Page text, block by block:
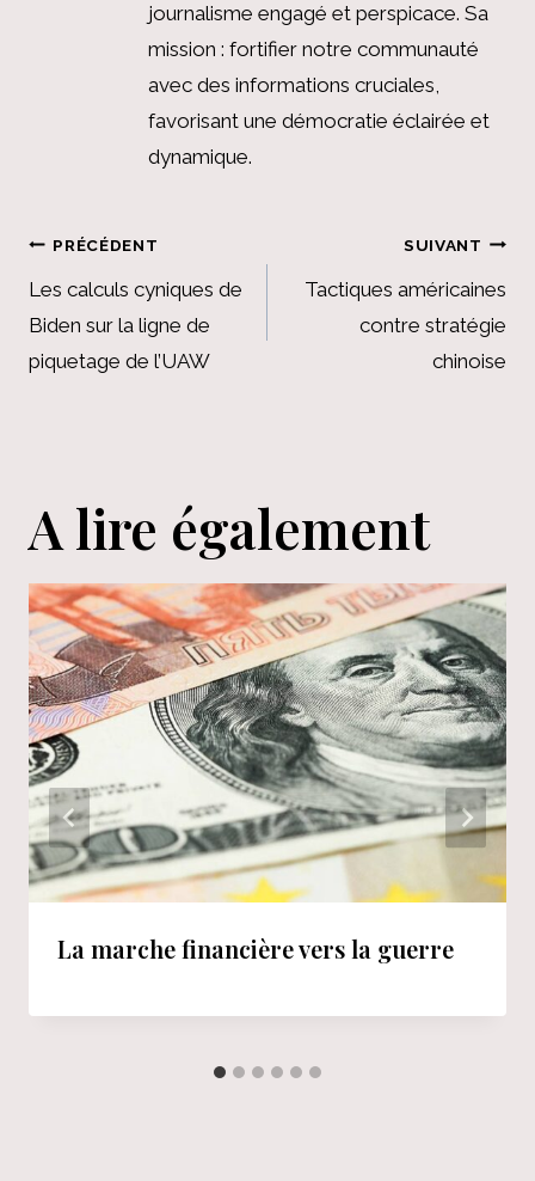
journalisme engagé et perspicace. Sa
mission : fortifier notre communauté
avec des informations cruciales,
favorisant une démocratie éclairée et
dynamique.
Navigation
de
l’article
PRÉCÉDENT
Les calculs cyniques de
Biden sur la ligne de
piquetage de l’UAW
SUIVANT
Tactiques américaines
contre stratégie
chinoise
A lire également
La marche financière vers la guerre